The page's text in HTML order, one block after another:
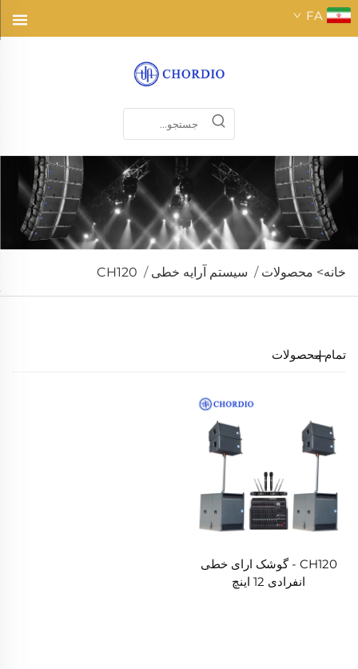
FA
خانه> محصولات / سیستم آرایه خطی /
CH120
تمام محصولات
CH120 - گوشک ارای خطی
انفرادی 12 اینچ